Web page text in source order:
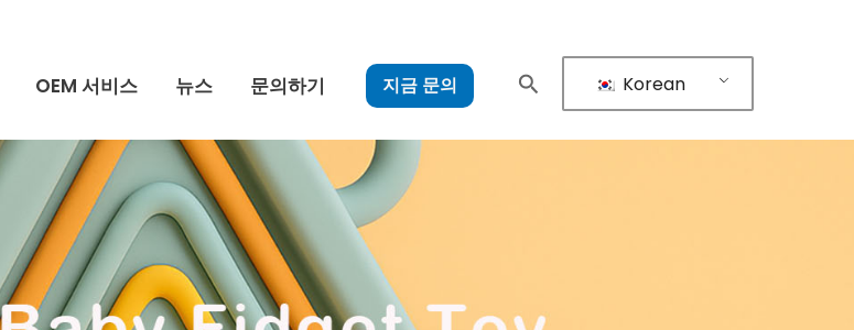
OEM 서비스 뉴스 문의하기 지금 문의 Korean